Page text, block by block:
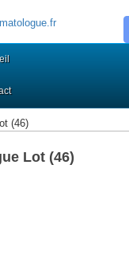
(46)
Lot (46)